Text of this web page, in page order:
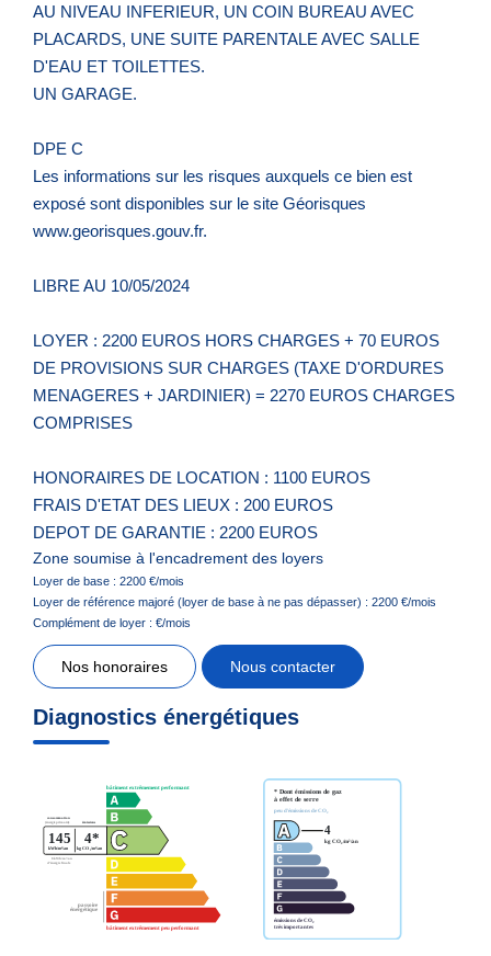
AU NIVEAU INFERIEUR, UN COIN BUREAU AVEC
PLACARDS, UNE SUITE PARENTALE AVEC SALLE
D'EAU ET TOILETTES.
UN GARAGE.
DPE C
Les informations sur les risques auxquels ce bien est
exposé sont disponibles sur le site Géorisques
www.georisques.gouv.fr.
LIBRE AU 10/05/2024
LOYER : 2200 EUROS HORS CHARGES + 70 EUROS
DE PROVISIONS SUR CHARGES (TAXE D'ORDURES
MENAGERES + JARDINIER) = 2270 EUROS CHARGES
COMPRISES
HONORAIRES DE LOCATION : 1100 EUROS
FRAIS D'ETAT DES LIEUX : 200 EUROS
DEPOT DE GARANTIE : 2200 EUROS
Zone soumise à l'encadrement des loyers
Loyer de base : 2200 €/mois
Loyer de référence majoré (loyer de base à ne pas dépasser) : 2200 €/mois
Complément de loyer : €/mois
Nos honoraires Nous contacter
Diagnostics énergétiques